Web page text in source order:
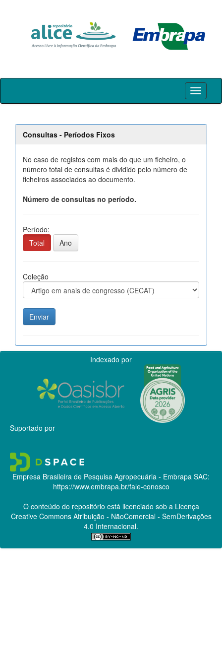
Skip
Consultas - Períodos Fixos
No caso de registos com mais do que um ficheiro, o
número total de consultas é dividido pelo número de
ficheiros associados ao documento.
Número de consultas no período.
Período:
Total
Ano
Coleção
Indexado por
Suportado por
Empresa Brasileira de Pesquisa Agropecuária - Embrapa SAC:
https://www.embrapa.br/fale-conosco
O conteúdo do repositório está licenciado sob a Licença
Creative CommonsAtribuição - NãoComercial - SemDerivações
4.0 Internacional.